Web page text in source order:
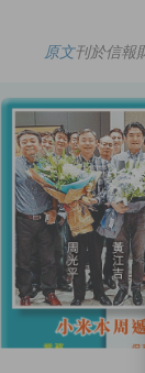
原文刊於信報